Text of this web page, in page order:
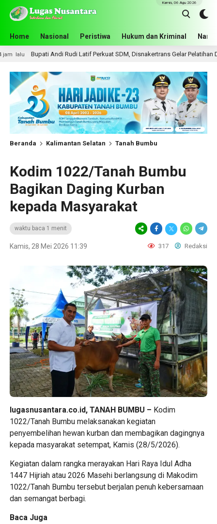
Home Nasional Peristiwa Hukum dan Kriminal
Kamis, 06 Agu 2026
Rudi Latif Perkuat SDM, Disnakertrans Gelar Pelatihan Desain Grafis dan
Beranda Kalimantan Selatan Tanah Bumbu
Kodim 1022/Tanah Bumbu
Bagikan Daging Kurban
kepada Masyarakat
waktu baca 1 menit
Kamis, 28 Mei 2026 11:39 317 Redaksi
lugasnusantara.co.id, TANAH BUMBU – Kodim
1022/Tanah Bumbu melaksanakan kegiatan
penyembelihan hewan kurban dan membagikan dagingnya
kepada masyarakat setempat, Kamis (28/5/2026).
Kegiatan dalam rangka merayakan Hari Raya Idul Adha
1447 Hijriah atau 2026 Masehi berlangsung di Makodim
1022/Tanah Bumbu tersebut berjalan penuh kebersamaan
dan semangat berbagi.
Baca Juga